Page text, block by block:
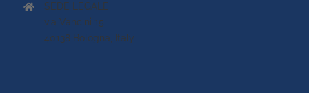
SEDE LEGALE
via Vancini 15
40138 Bologna, Italy